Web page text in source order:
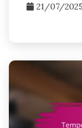
21/07/2025